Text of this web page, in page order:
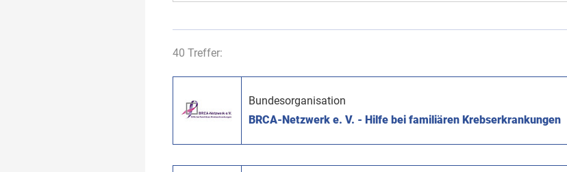
40 Treffer:
Bundesorganisation
BRCA-Netzwerk e. V. - Hilfe bei familiären Krebserkrankungen